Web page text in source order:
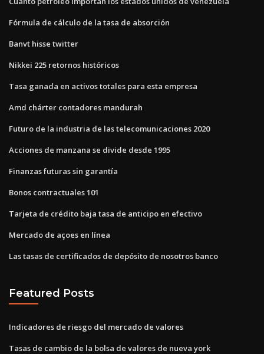
Fórmula de cálculo de la tasa de absorción
Banvt hisse twitter
Nikkei 225 retornos históricos
Tasa ganada en activos totales para esta empresa
Amd chárter contadores mandurah
Futuro de la industria de las telecomunicaciones 2020
Acciones de manzana se divide desde 1995
Finanzas futuras sin garantía
Bonos contractuales 101
Tarjeta de crédito baja tasa de anticipo en efectivo
Mercado de açoes en línea
Las tasas de certificados de depósito de nosotros banco
Featured Posts
Indicadores de riesgo del mercado de valores
Tasas de cambio de la bolsa de valores de nueva york